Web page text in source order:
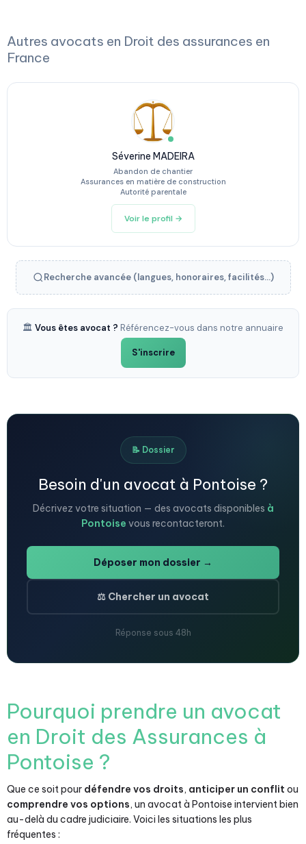
Autres avocats en Droit des assurances en
France
Séverine MADEIRA
Abandon de chantier
Assurances en matière de construction
Autorité parentale
Voir le profil →
Recherche avancée (langues, honoraires, facilités...)
🏛️ Vous êtes avocat ? Référencez-vous dans notre annuaire
S'inscrire
📝 Dossier
Besoin d'un avocat à Pontoise ?
Décrivez votre situation — des avocats disponibles à
Pontoise vous recontacteront.
Déposer mon dossier →
⚖️ Chercher un avocat
Réponse sous 48h
Pourquoi prendre un avocat
en Droit des Assurances à
Pontoise ?
Que ce soit pour défendre vos droits, anticiper un conflit ou
comprendre vos options, un avocat à Pontoise intervient bien
au-delà du cadre judiciaire. Voici les situations les plus
fréquentes :